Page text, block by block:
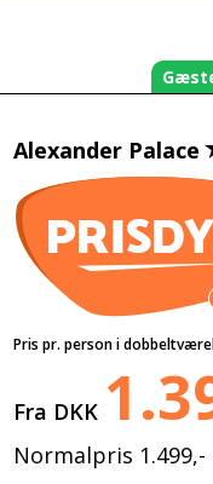
Alexander Palace
Pris pr. person i
Fra DKK
Normalpris 1.499,-